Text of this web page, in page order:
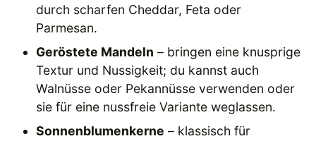
durch scharfen Cheddar, Feta oder
Parmesan.
Geröstete Mandeln – bringen eine knusprige
Textur und Nussigkeit; du kannst auch
Walnüsse oder Pekannüsse verwenden oder
sie für eine nussfreie Variante weglassen.
Sonnenblumenkerne – klassisch für